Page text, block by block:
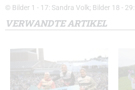
© Bilder 1 - 17: Sandra Volk; Bilder 18 -
VERWANDTE ARTIKEL